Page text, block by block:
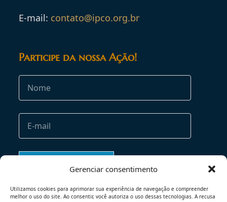
Gerenciar consentimento
Utilizamos cookies para aprimorar sua experiência de navegação e compreender
melhor o uso do site. Ao consentir, você autoriza o uso dessas tecnologias. A recusa
E-mail: contato@ipco.org.br
Participe da nossa Ação!